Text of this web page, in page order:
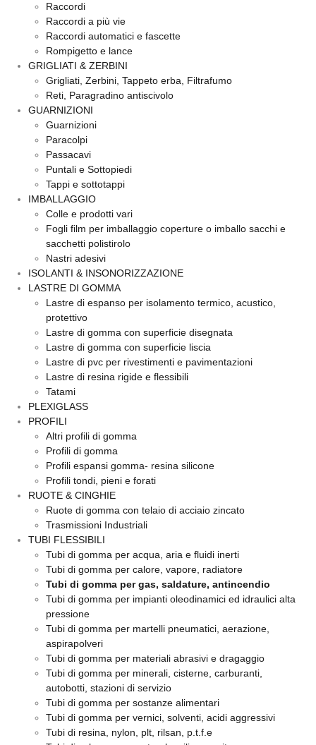
Raccordi
Raccordi a più vie
Raccordi automatici e fascette
Rompigetto e lance
GRIGLIATI & ZERBINI
Grigliati, Zerbini, Tappeto erba, Filtrafumo
Reti, Paragradino antiscivolo
GUARNIZIONI
Guarnizioni
Paracolpi
Passacavi
Puntali e Sottopiedi
Tappi e sottotappi
IMBALLAGGIO
Colle e prodotti vari
Fogli film per imballaggio coperture o imballo sacchi e
sacchetti polistirolo
Nastri adesivi
ISOLANTI & INSONORIZZAZIONE
LASTRE DI GOMMA
Lastre di espanso per isolamento termico, acustico,
protettivo
Lastre di gomma con superficie disegnata
Lastre di gomma con superficie liscia
Lastre di pvc per rivestimenti e pavimentazioni
Lastre di resina rigide e flessibili
Tatami
PLEXIGLASS
PROFILI
Altri profili di gomma
Profili di gomma
Profili espansi gomma- resina silicone
Profili tondi, pieni e forati
RUOTE & CINGHIE
Ruote di gomma con telaio di acciaio zincato
Trasmissioni Industriali
TUBI FLESSIBILI
Tubi di gomma per acqua, aria e fluidi inerti
Tubi di gomma per calore, vapore, radiatore
Tubi di gomma per gas, saldature, antincendio
Tubi di gomma per impianti oleodinamici ed idraulici alta
pressione
Tubi di gomma per martelli pneumatici, aerazione,
aspirapolveri
Tubi di gomma per materiali abrasivi e dragaggio
Tubi di gomma per minerali, cisterne, carburanti,
autobotti, stazioni di servizio
Tubi di gomma per sostanze alimentari
Tubi di gomma per vernici, solventi, acidi aggressivi
Tubi di resina, nylon, plt, rilsan, p.t.f.e